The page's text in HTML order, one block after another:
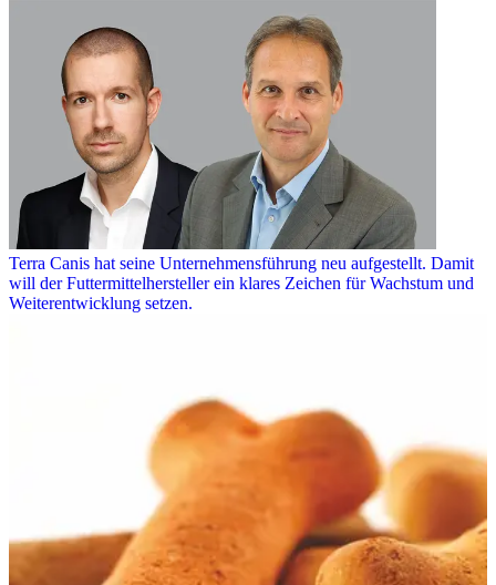
Terra Canis hat seine Unternehmensführung neu aufgestellt. Damit
will der Futtermittelhersteller ein klares Zeichen für Wachstum und
Weiterentwicklung setzen.